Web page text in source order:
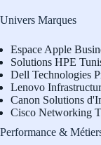
Univers Marques
Espace Apple
Solutions HPE
Dell Technologies
Lenovo
Canon Solutions
Cisco Networking
Performance &